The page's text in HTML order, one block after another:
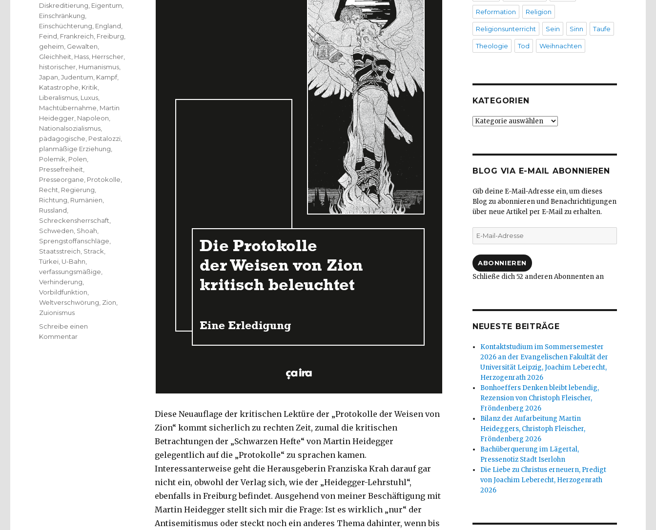
Diese Neuauflage der kritischen Lektüre der „Protokolle der Weisen von
Zion“ kommt sicherlich zu rechten Zeit, zumal die kritischen
Betrachtungen der „Schwarzen Hefte“ von Martin Heidegger
gelegentlich auf die „Protokolle“ zu sprachen kamen.
Interessanterweise geht die Herausgeberin Franziska Krah darauf gar
nicht ein, obwohl der Verlag sich, wie der „Heidegger-Lehrstuhl“,
ebenfalls in Freiburg befindet. Ausgehend von meiner Beschäftigung mit
Martin Heidegger stellt sich mir die Frage: Ist es wirklich „nur“ der
Antisemitismus oder steckt noch ein anderes Thema dahinter, wenn bis
Diskreditierung Eigentum
Einschränkung
Einschüchterung England
Feind Frankreich Freiburg
geheim Gewalten
Gleichheit Hass Herrscher
historischer Humanismus
Japan ,Judentum Kampf,
Katastrophe Kritik
Liberalismus Luxus
Machtübernahme Martin
Heidegger Napoleon
Nationalsozialismus
pädagogische Pestalozzi
planmäßige Erziehung
Polemik Polen
Pressefreiheit
Presseorgane Protokolle
Recht Regierung
Richtung Rumänien
Russland
Schreckensherrschaft
Schweden Shoah
Sprengstoffanschläge
Staatsstreich Strack
Türkei U-Bahn
verfassungsmäßige
Verhinderung
Vorbildfunktion
Weltverschwörung Zion
Zuionismus
Schreibe einen
Kommentarzu
Reformation Religion
Religionsunterricht Sein Sinn Taufe
Theologie Tod Weihnachten
KATEGORIEN
Kategorien
BLOG VIA E-MAIL ABONNIEREN
Gib deine E-Mail-Adresse ein, um dieses
Blog zu abonnieren und Benachrichtigungen
über neue Artikel per E-Mail zu erhalten.
E-
Mail-
ABONNIEREN
Schließe dich 52 anderen Abonnenten an
NEUESTE BEITRÄGE
Kontaktstudium im Sommersemester
2026 an der Evangelischen Fakultät der
Universität Leipzig, Joachim Leberecht,
Herzogenrath 2026
Bonhoeffers Denken bleibt lebendig,
Rezension von Christoph Fleischer,
Fröndenberg 2026
Bilanz der Aufarbeitung Martin
Heideggers, Christoph Fleischer,
Fröndenberg 2026
Bachüberquerung im Lägertal,
Pressenotiz Stadt Iserlohn
Die Liebe zu Christus erneuern, Predigt
von Joachim Leberecht, Herzogenrath
2026